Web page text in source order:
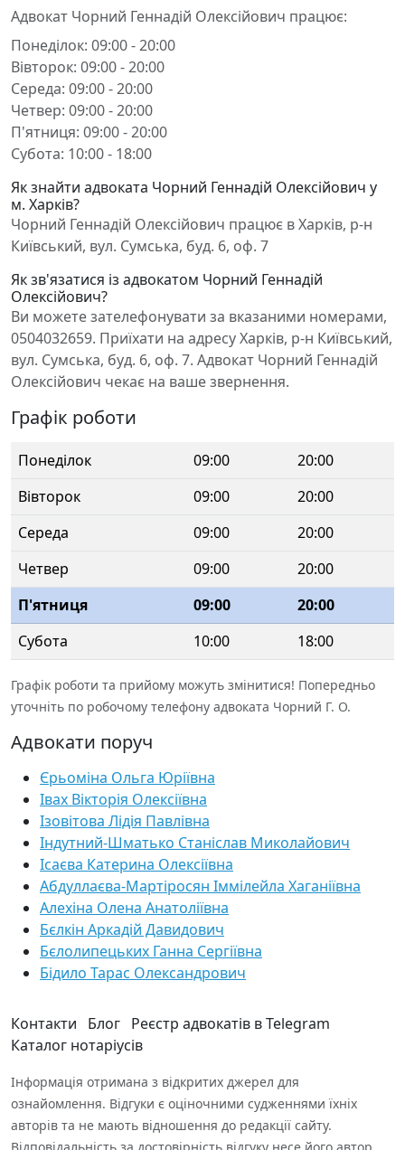
Адвокат Чорний Геннадій Олексійович працює:
Понеділок: 09:00 - 20:00
Вівторок: 09:00 - 20:00
Середа: 09:00 - 20:00
Четвер: 09:00 - 20:00
П'ятниця: 09:00 - 20:00
Субота: 10:00 - 18:00
Як знайти адвоката Чорний Геннадій Олексійович у
м. Харків?
Чорний Геннадій Олексійович працює в Харків, р-н
Київський, вул. Сумська, буд. 6, оф. 7
Як зв'язатися із адвокатом Чорний Геннадій
Олексійович?
Ви можете зателефонувати за вказаними номерами,
0504032659. Приїхати на адресу Харків, р-н Київський,
вул. Сумська, буд. 6, оф. 7. Адвокат Чорний Геннадій
Олексійович чекає на ваше звернення.
Графік роботи
Понеділок 09:00
20:00
Вівторок
09:00
20:00
Середа
09:00
20:00
Четвер
09:00
20:00
П'ятниця
09:00
20:00
Субота
10:00 18:00
Графік роботи та прийому можуть змінитися! Попередньо
уточніть по робочому телефону адвоката Чорний Г. О.
Адвокати поруч
Єрьоміна Ольга Юріївна
Івах Вікторія Олексіївна
Ізовітова Лідія Павлівна
Індутний-Шматько Станіслав Миколайович
Ісаєва Катерина Олексіївна
Абдуллаєва-Мартіросян Іммілейла Хаганіївна
Алехіна Олена Анатоліївна
Бєлкін Аркадій Давидович
Бєлолипецьких Ганна Сергіївна
Бідило Тарас Олександрович
Контакти Блог Реєстр адвокатів в Telegram
Каталог нотаріусів
Інформація отримана з відкритих джерел для
ознайомлення. Відгуки є оціночними судженнями їхніх
авторів та не мають відношення до редакції сайту.